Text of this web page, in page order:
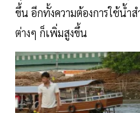
ขึ้น อีกทั้งความต้องการใช้น้ำ
ต่างๆ ก็เพิ่มสูงขึ้น